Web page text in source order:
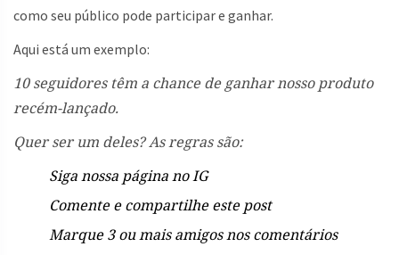
como seu público pode participar e ganhar.
Aqui está um exemplo:
10 seguidores têm a chance de ganhar nosso produto
recém-lançado.
Quer ser um deles? As regras são:
Siga nossa página no IG
Comente e compartilhe este post
Marque 3 ou mais amigos nos comentários